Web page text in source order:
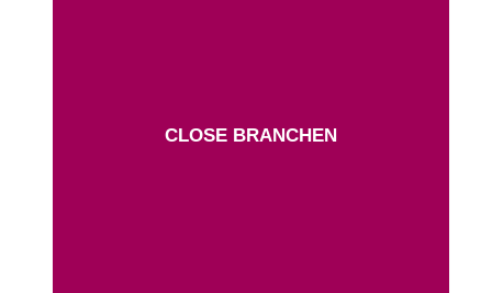
CLOSE BRANCHEN